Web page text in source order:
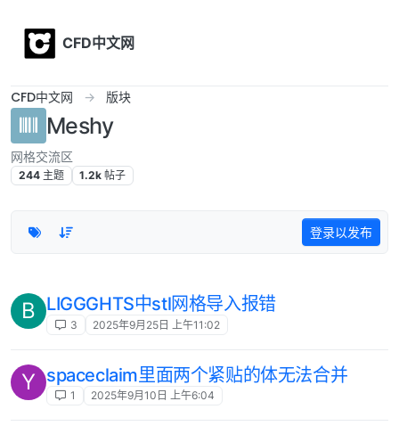
CFD中文网
CFD中文网 版块
Meshy
网格交流区
244 主题 1.2k 帖子
登录以发布
B LIGGGHTS中stl网格导入报错
3 2025年9月25日 上午11:02
Y spaceclaim里面两个紧贴的体无法合并
1 2025年9月10日 上午6:04